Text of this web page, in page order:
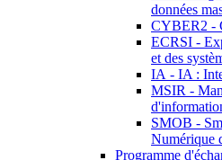
données
CYBER2 -
ECRSI -
et des
IA - IA :
MSIR -
SMOB -
Numérique
Programme